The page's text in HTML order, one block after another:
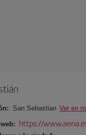
San Sebastian Ver en
https://